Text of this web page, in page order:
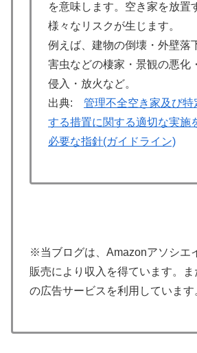
を意味します。空き家を放置
様々なリスクが生じます。
例えば、建物の倒壊・外壁落
害虫などの棲家・景観の悪化
侵入・放火など。
出典: 管理不全空き家及び特
する措置に関する適切な実施
必要な指針(ガイドライン)
※当ブログは、Amazonアソシエ
販売により収入を得ています。
の広告サービスを利用しています